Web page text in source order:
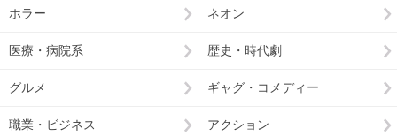
ホラー ネオン
医療・病院系 歴史・時代劇
グルメ ギャグ・コメディー
職業・ビジネス アクション